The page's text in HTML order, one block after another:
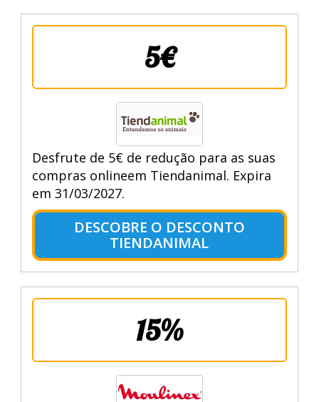
5€
Desfrute de 5€ de redução para as suas
compras onlineem Tiendanimal. Expira
em 31/03/2027.
DESCOBRE O DESCONTO
TIENDANIMAL
15%